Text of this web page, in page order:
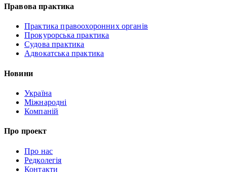
Правова практика
Практика правоохоронних органів
Прокурорська практика
Судова практика
Адвокатська практика
Новини
Україна
Міжнародні
Компаній
Про проект
Про нас
Редколегія
Контакти